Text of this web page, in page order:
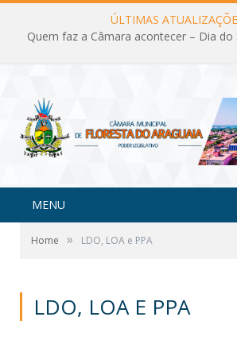
ÚLTIMAS
Quem faz a Câmara acontecer – Dia do
MENU
Home » LDO, LOA e PPA
LDO, LOA E PPA